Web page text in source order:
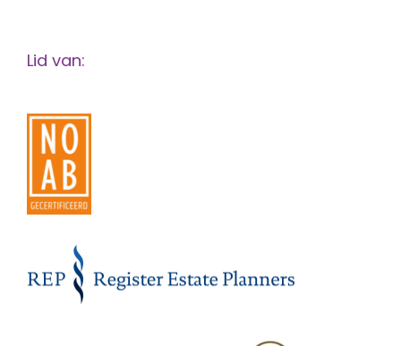
Lid van: